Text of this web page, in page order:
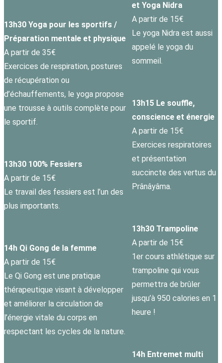
13h30 Yoga pour les sportifs /
Préparation mentale et physique
A partir de 35€
Exercices de respiration, postures
de récupération ou
d’échauffements, le yoga propose
une trousse à outils complète pour
le sportif.
13h30 100% Fessiers
A partir de 15€
Le travail des fessiers est l’un des
plus importants.
14h Qi Gong de la femme
A partir de 15€
Le Qi Gong est une pratique
thérapeutique visant à développer
et améliorer la circulation de
l’énergie vitale du corps en
respectant les cycles de la nature.
et Yoga Nidra
A partir de 15€
Le yoga Nidra est aussi
appelé le yoga du
sommeil.
13h15 Le souffle,
conscience et énergie
A partir de 15€
Exercices respiratoires
et présentation
succincte des vertus du
Prânâyâma.
13h30 Trampoline
A partir de 15€
1er cours athlétique sur
trampoline qui vous
permettra de brûler
jusqu’à 950 calories en 1
heure !
14h Entremet multi